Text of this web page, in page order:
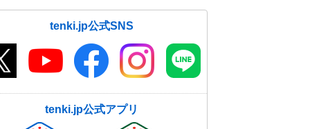
tenki.jp公式SNS
tenki.jp公式アプリ